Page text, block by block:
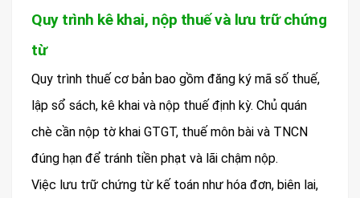
Quy trình kê khai, nộp thuế và lưu trữ chứng
từ
Quy trình thuế cơ bản bao gồm đăng ký mã số thuế,
lập sổ sách, kê khai và nộp thuế định kỳ. Chủ quán
chè cần nộp tờ khai GTGT, thuế môn bài và TNCN
đúng hạn để tránh tiền phạt và lãi chậm nộp.
Việc lưu trữ chứng từ kế toán như hóa đơn, biên lai,